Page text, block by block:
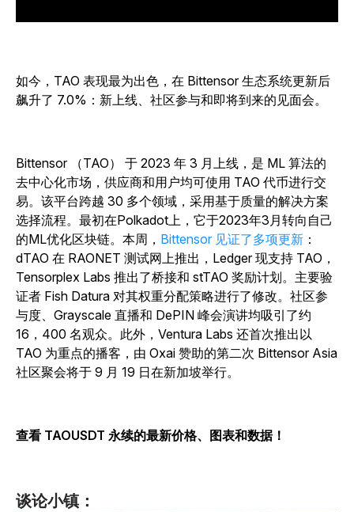
如今，TAO 表现最为出色，在 Bittensor 生态系统更新后
飙升了 7.0%：新上线、社区参与和即将到来的见面会。
Bittensor （TAO） 于 2023 年 3 月上线，是 ML 算法的
去中心化市场，供应商和用户均可使用 TAO 代币进行交
易。该平台跨越 30 多个领域，采用基于质量的解决方案
选择流程。最初在Polkadot上，它于2023年3月转向自己
的ML优化区块链。本周， Bittensor 见证了多项更新 ：
dTAO 在 RAONET 测试网上推出，Ledger 现支持 TAO，
Tensorplex Labs 推出了桥接和 stTAO 奖励计划。主要验
证者 Fish Datura 对其权重分配策略进行了修改。社区参
与度、Grayscale 直播和 DePIN 峰会演讲均吸引了约
16，400 名观众。此外，Ventura Labs 还首次推出以
TAO 为重点的播客，由 Oxai 赞助的第二次 Bittensor Asia
社区聚会将于 9 月 19 日在新加坡举行。
查看 TAOUSDT 永续的最新价格、图表和数据！
谈论小镇：